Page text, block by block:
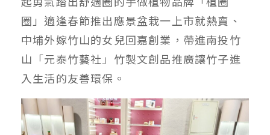
圈」適逢春節推出應景盆栽一上市就熱賣、
中埔外嫁竹山的女兒回嘉創業，帶進南投竹
山「元泰竹藝社」竹製文創品推廣讓竹子進
入生活的友善環保。